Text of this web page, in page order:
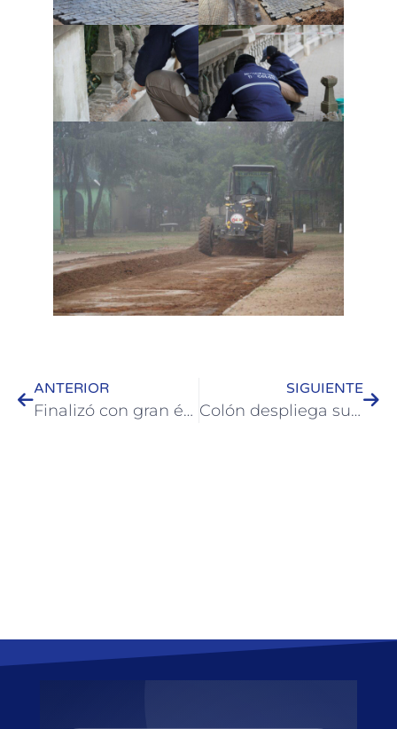
ANTERIOR
Finalizó con gran éxito la Copa Parque Quirós en la rama femenina
SIGUIENTE
Colón despliega su arte culinario y oferta gastronómica en la Feria Caminos y Sabores